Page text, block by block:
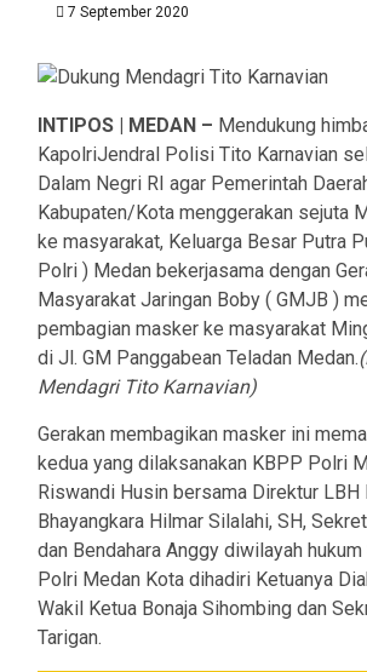
7 September 2020
INTIPOS | MEDAN – Mendukung
KapolriJendral Polisi Tito Karnavian
Dalam Negri RI agar Pemerintah
Kabupaten/Kota menggerakan sejuta
ke masyarakat, Keluarga Besar Putra
Polri ) Medan bekerjasama dengan
Masyarakat Jaringan Boby ( GMJB )
pembagian masker ke masyarakat
di Jl. GM Panggabean Teladan Medan.
Mendagri Tito Karnavian)
Gerakan membagikan masker ini
kedua yang dilaksanakan KBPP Polri
Riswandi Husin bersama Direktur LBH
Bhayangkara Hilmar Silalahi, SH,
dan Bendahara Anggy diwilayah
Polri Medan Kota dihadiri Ketuanya
Wakil Ketua Bonaja Sihombing dan
Tarigan.